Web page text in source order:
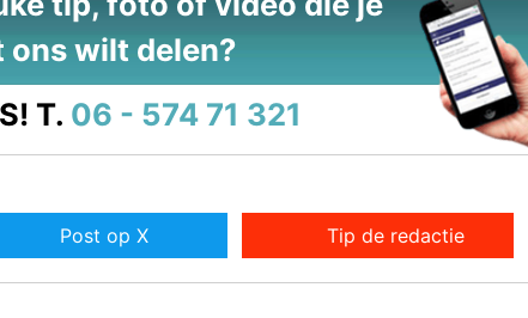
ons wilt delen?
T. 06 - 574 71 321
Post op X Tip de redactie